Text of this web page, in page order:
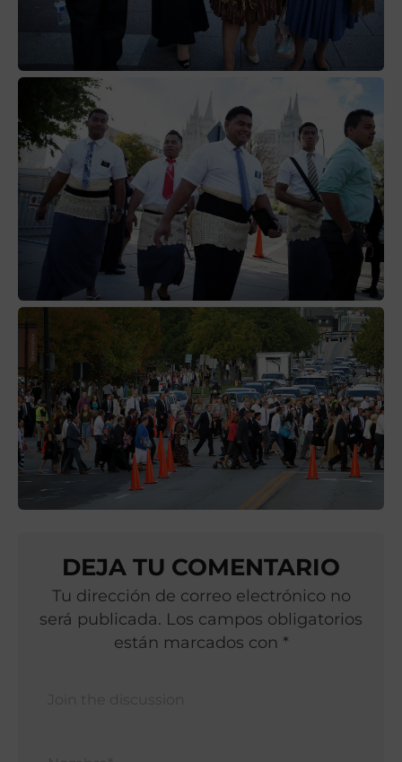
DEJA TU COMENTARIO
Tu dirección de correo electrónico no
será publicada. Los campos obligatorios
están marcados con *